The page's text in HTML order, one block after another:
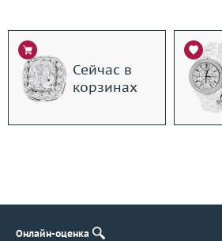
Сейчас в
корзинах
Онлайн-оценка